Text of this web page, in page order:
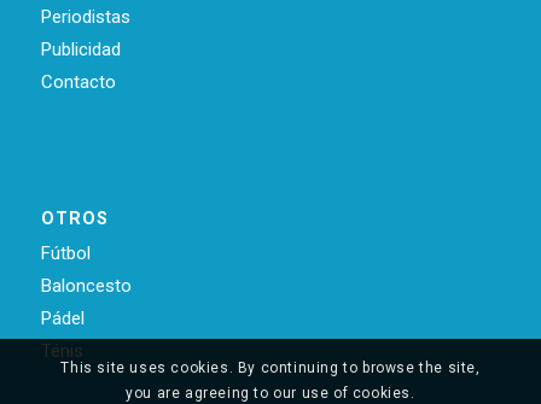
Periodistas
Publicidad
Contacto
OTROS
Fútbol
Baloncesto
Pádel
Ténis
This site uses cookies. By continuing to browse the site,
you are agreeing to our use of cookies.